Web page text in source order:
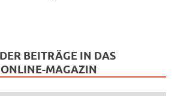
BEITRÄGE IN DAS
ONLINE-MAGAZIN